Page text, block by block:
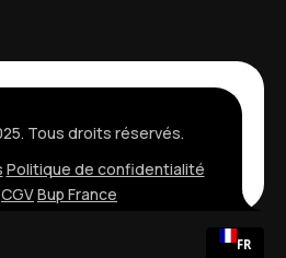
Tous droits réservés.
Politique de confidentialité
CGVBup France
FR